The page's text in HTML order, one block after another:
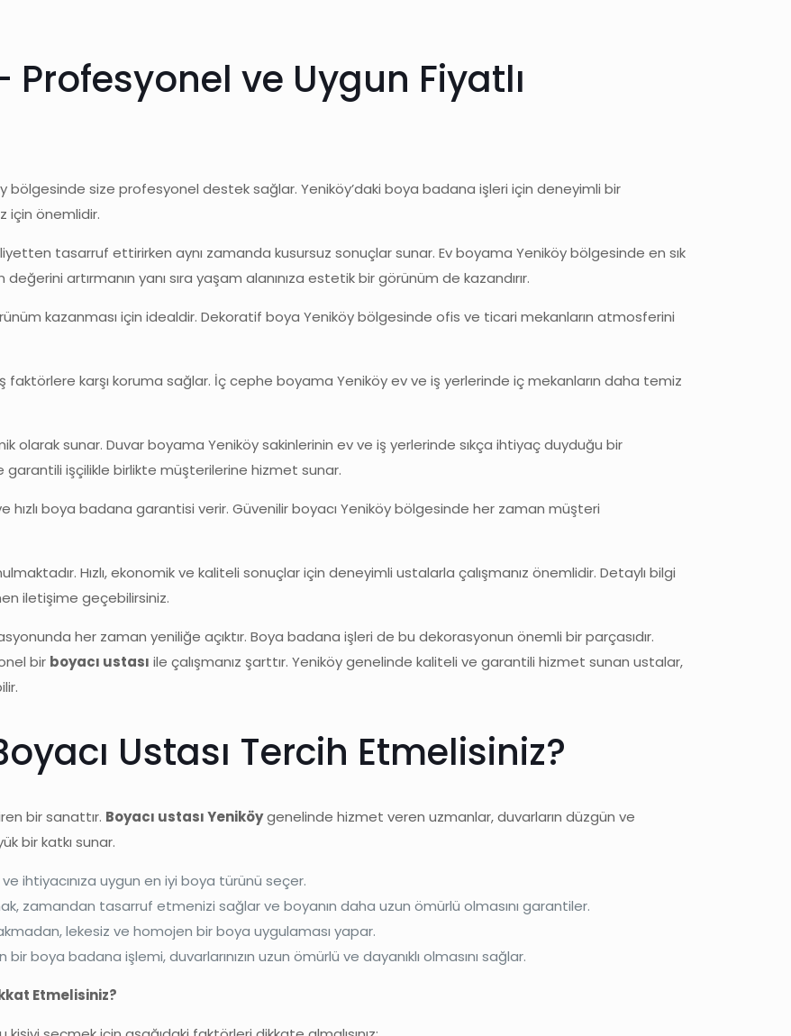
Profesyonel ve Uygun Fiyatlı
bölgesinde size profesyonel destek sağlar. Yeniköy’daki boya badana işleri için deneyimli bir
için önemlidir.
tasarruf ettirirken aynı zamanda kusursuz sonuçlar sunar. Ev boyama Yeniköy bölgesinde en sık
artırmanın yanı sıra yaşam alanınıza estetik bir görünüm de kazandırır.
kazanması için idealdir. Dekoratif boya Yeniköy bölgesinde ofis ve ticari mekanların atmosferini
dış faktörlere karşı koruma sağlar. İç cephe boyama Yeniköy ev ve iş yerlerinde iç mekanların daha temiz
olarak sunar. Duvar boyama Yeniköy sakinlerinin ev ve iş yerlerinde sıkça ihtiyaç duyduğu bir
işçilikle birlikte müşterilerine hizmet sunar.
hızlı boya badana garantisi verir. Güvenilir boyacı Yeniköy bölgesinde her zaman müşteri
Hızlı, ekonomik ve kaliteli sonuçlar için deneyimli ustalarla çalışmanız önemlidir. Detaylı bilgi
iletişime geçebilirsiniz.
her zaman yeniliğe açıktır. Boya badana işleri de bu dekorasyonun önemli bir parçasıdır.
bir boyacı ustası ile çalışmanız şarttır. Yeniköy genelinde kaliteli ve garantili hizmet sunan ustalar,
Ustası Tercih Etmelisiniz?
bir sanattır. Boyacı ustası Yeniköygenelinde hizmet veren uzmanlar, duvarların düzgün ve
bir katkı sunar.
ihtiyacınıza uygun en iyi boya türünü seçer.
zamandan tasarruf etmenizi sağlar ve boyanın daha uzun ömürlü olmasını garantiler.
lekesiz ve homojen bir boya uygulaması yapar.
boya badana işlemi, duvarlarınızın uzun ömürlü ve dayanıklı olmasını sağlar.
Etmelisiniz?